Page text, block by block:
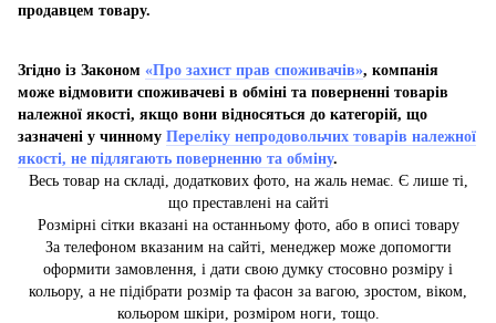
продавцем товару.
Згідно із Законом «Про захист прав споживачів», компанія
може відмовити споживачеві в обміні та поверненні товарів
належної якості, якщо вони відносяться до категорій, що
зазначені у чинному Переліку непродовольчих товарів належної
якості, не підлягають поверненню та обміну.
Весь товар на складі, додаткових фото, на жаль немає. Є лише ті,
що преставлені на сайті
Розмірні сітки вказані на останньому фото, або в описі товару
За телефоном вказаним на сайті, менеджер може допомогти
оформити замовлення, і дати свою думку стосовно розміру і
кольору, а не підібрати розмір та фасон за вагою, зростом, віком,
кольором шкіри, розміром ноги, тощо.